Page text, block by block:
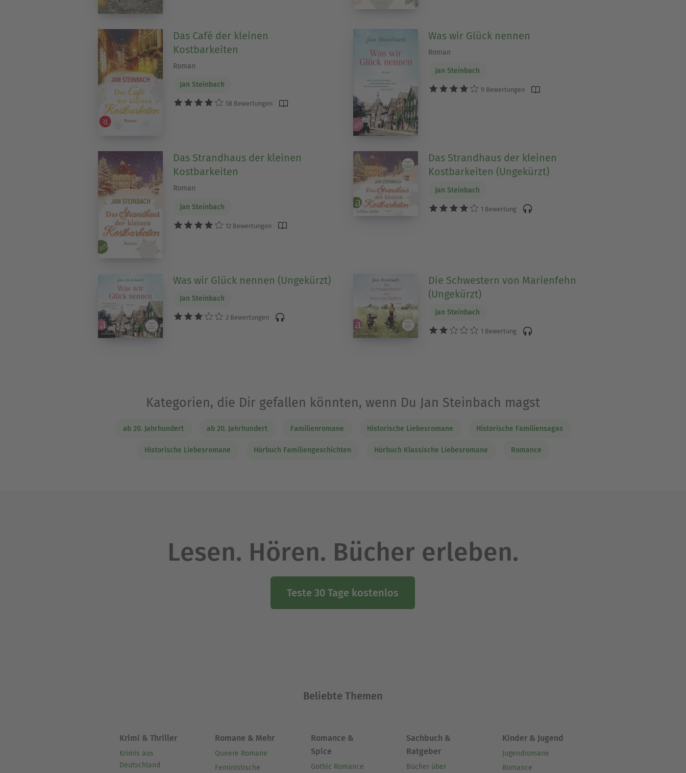
Das Café der kleinen
Kostbarkeiten
Roman
Jan Steinbach
58 Bewertungen
Was wir Glück nennen
Roman
Jan Steinbach
9 Bewertungen
Das Strandhaus der kleinen
Kostbarkeiten
Roman
Jan Steinbach
12 Bewertungen
Das Strandhaus der kleinen
Kostbarkeiten (Ungekürzt)
Jan Steinbach
1 Bewertung
Was wir Glück nennen (Ungekürzt)
Jan Steinbach
2 Bewertungen
Die Schwestern von Marienfehn
(Ungekürzt)
Jan Steinbach
1 Bewertung
Kategorien, die Dir gefallen könnten, wenn Du Jan Steinbach magst
ab 20. Jahrhundert ab 20. Jahrhundert Familienromane Historische Liebesromane Historische Familiensagas
Historische Liebesromane Hörbuch Familiengeschichten Hörbuch Klassische Liebesromane Romance
Lesen. Hören. Bücher erleben.
Teste 30 Tage kostenlos
Beliebte Themen
Krimi & Thriller
Krimis aus
Deutschland
Romane & Mehr
Queere Romane
Feministische
Romance &
Spice
Gothic Romance
Sachbuch &
Ratgeber
Bücher über
Kinder & Jugend
Jugendromane
Romance